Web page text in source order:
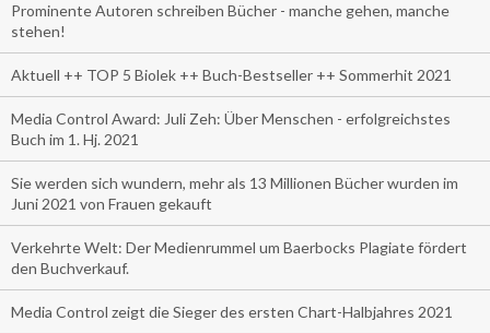
Prominente Autoren schreiben Bücher - manche gehen, manche
stehen!
Aktuell ++ TOP 5 Biolek ++ Buch-Bestseller ++ Sommerhit 2021
Media Control Award: Juli Zeh: Über Menschen - erfolgreichstes
Buch im 1. Hj. 2021
Sie werden sich wundern, mehr als 13 Millionen Bücher wurden im
Juni 2021 von Frauen gekauft
Verkehrte Welt: Der Medienrummel um Baerbocks Plagiate fördert
den Buchverkauf.
Media Control zeigt die Sieger des ersten Chart-Halbjahres 2021